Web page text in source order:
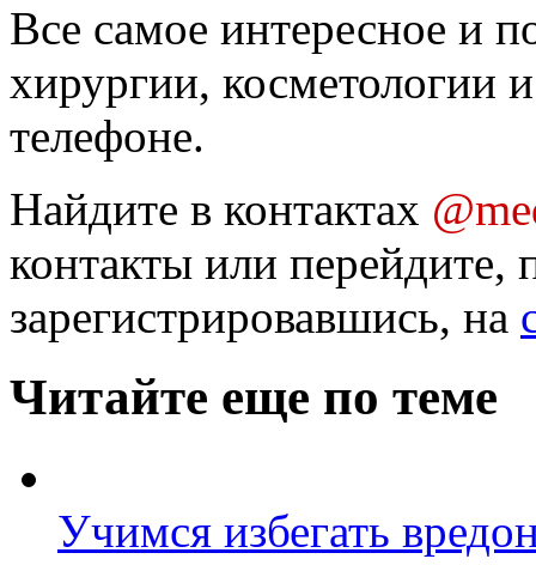
Все самое интересное и
хирургии, косметологии
телефоне.
Найдите в контактах
контакты или перейдите,
зарегистрировавшись, на
Читайте еще по теме
Учимся избегать